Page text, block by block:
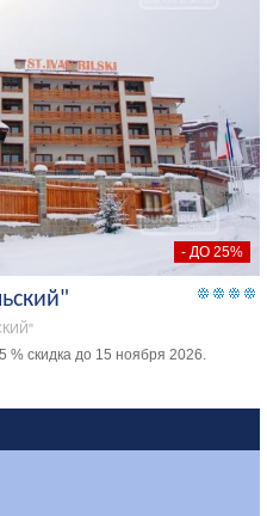
- ДО 25%
% скидка до 15 ноября 2026.